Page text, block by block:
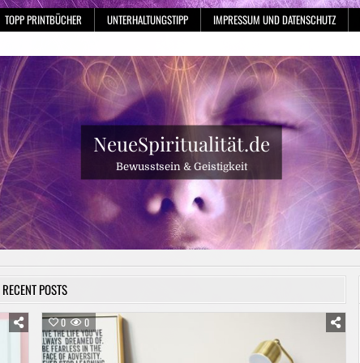
TOPP PRINTBÜCHER UNTERHALTUNGSTIPP IMPRESSUM UND DATENSCHUTZ
NeueSpiritualität.de
Bewusstsein & Geistigkeit
RECENT POSTS
0 0